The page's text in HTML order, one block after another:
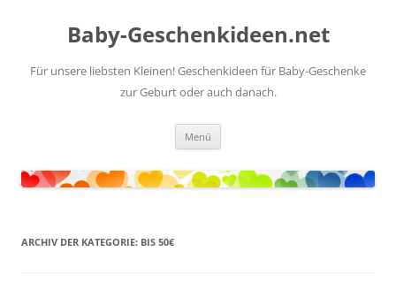
springenBaby-Geschenkideen.net
Für unsere liebsten Kleinen! Geschenkideen für Baby-Geschenke
zur Geburt oder auch danach.
Menü
ARCHIV DER KATEGORIE: BIS 50€